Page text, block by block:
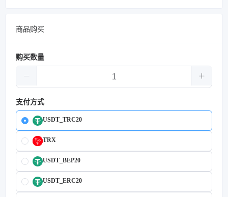
商品购买
购买数量
支付方式
USDT_TRC20
TRX
USDT_BEP20
USDT_ERC20